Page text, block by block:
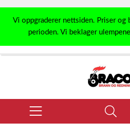
Vi oppgraderer nettsiden. Priser og
perioden. Vi beklager